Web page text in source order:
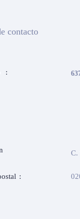
contacto
C.